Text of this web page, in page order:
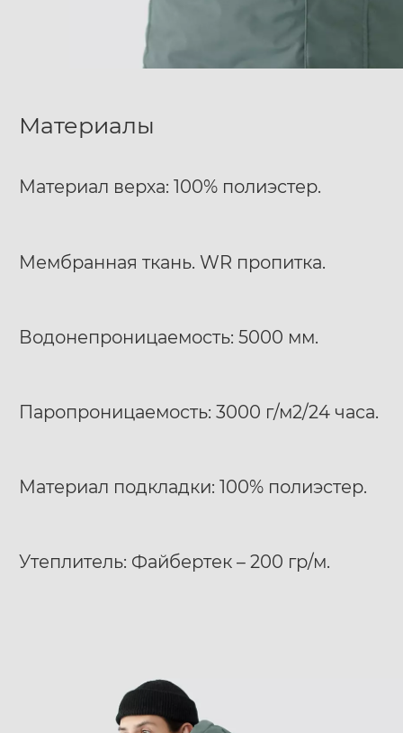
Материалы
Материал верха: 100% полиэстер.
Мембранная ткань. WR пропитка.
Водонепроницаемость: 5000 мм.
Паропроницаемость: 3000 г/м2/24 часа.
Материал подкладки: 100% полиэстер.
Утеплитель: Файбертек – 200 гр/м.